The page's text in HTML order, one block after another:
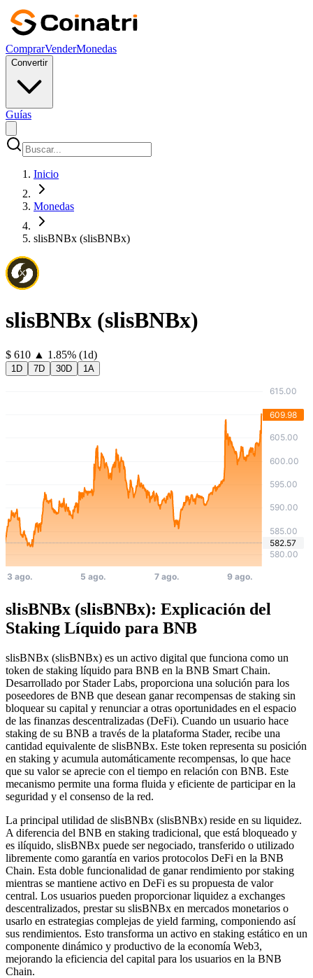
ComprarVenderMonedas
Convertir
Guías
Inicio
Monedas
slisBNBx (slisBNBx)
slisBNBx (slisBNBx)
⁦$⁩ 610 ▲ 1.85% (1d)
1D 7D 30D 1A
slisBNBx (slisBNBx): Explicación del
Staking Líquido para BNB
slisBNBx (slisBNBx) es un activo digital que funciona como un
token de staking líquido para BNB en la BNB Smart Chain.
Desarrollado por Stader Labs, proporciona una solución para los
poseedores de BNB que desean ganar recompensas de staking sin
bloquear su capital y renunciar a otras oportunidades en el espacio
de las finanzas descentralizadas (DeFi). Cuando un usuario hace
staking de su BNB a través de la plataforma Stader, recibe una
cantidad equivalente de slisBNBx. Este token representa su posición
en staking y acumula automáticamente recompensas, lo que hace
que su valor se aprecie con el tiempo en relación con BNB. Este
mecanismo permite una forma fluida y eficiente de participar en la
seguridad y el consenso de la red.
La principal utilidad de slisBNBx (slisBNBx) reside en su liquidez.
A diferencia del BNB en staking tradicional, que está bloqueado y
es ilíquido, slisBNBx puede ser negociado, transferido o utilizado
libremente como garantía en varios protocolos DeFi en la BNB
Chain. Esta doble funcionalidad de ganar rendimiento por staking
mientras se mantiene activo en DeFi es su propuesta de valor
central. Los usuarios pueden proporcionar liquidez a exchanges
descentralizados, prestar su slisBNBx en mercados monetarios o
usarlo en estrategias complejas de yield farming, componiendo así
sus rendimientos. Esto transforma un activo en staking estático en un
componente dinámico y productivo de la economía Web3,
mejorando la eficiencia del capital para los usuarios en la BNB
Chain.